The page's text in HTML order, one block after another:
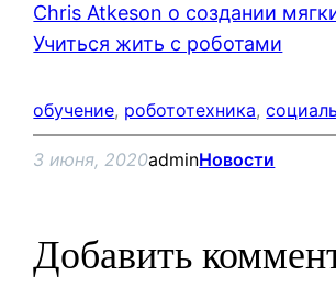
Chris Atkeson о создании
Учиться жить с роботами
обучение, робототехника,
3 июня, 2020adminНовости
Добавить